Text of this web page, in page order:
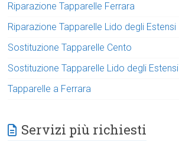
Riparazione Tapparelle Ferrara
Riparazione Tapparelle Lido degli Estensi
Sostituzione Tapparelle Cento
Sostituzione Tapparelle Lido degli Estensi
Tapparelle a Ferrara
Servizi più richiesti